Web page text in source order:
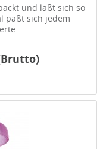
und läßt sich so
paßt sich jedem